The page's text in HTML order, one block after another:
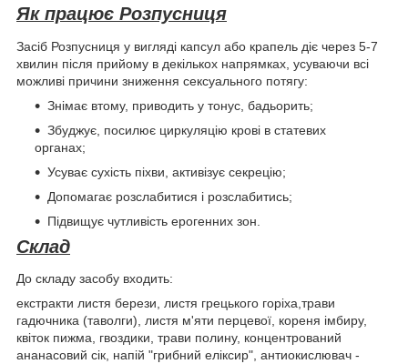
Як працює Розпусниця
Засіб Розпусниця у вигляді капсул або крапель діє через 5-7
хвилин після прийому в декількох напрямках, усуваючи всі
можливі причини зниження сексуального потягу:
Знімає втому, приводить у тонус, бадьорить;
Збуджує, посилює циркуляцію крові в статевих
органах;
Усуває сухість піхви, активізує секрецію;
Допомагає розслабитися і розслабитись;
Підвищує чутливість ерогенних зон.
Склад
До складу засобу входить:
екстракти листя берези, листя грецького горіха,трави
гадючника (таволги), листя м'яти перцевої, кореня імбиру,
квіток пижма, гвоздики, трави полину, концентрований
ананасовий сік, напій "грибний еліксир", антиокислювач -